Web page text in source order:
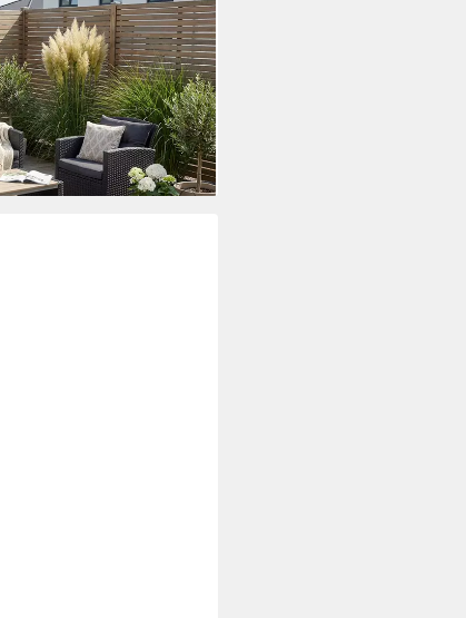
11-tlg., 1x2er Sofa, 2x
inkl. Auflagen), Polyrattan,
Loungeset